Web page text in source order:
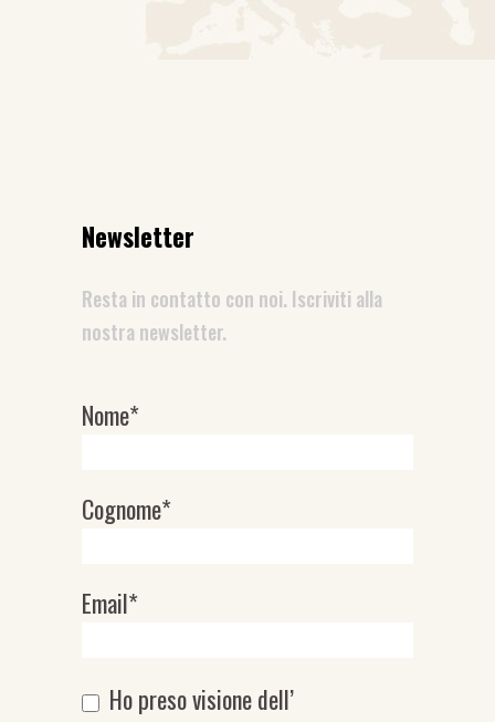
Newsletter
Resta in contatto con noi. Iscriviti alla
nostra newsletter.
Newsletter
Nome*
Cognome*
Email*
Ho preso visione dell’